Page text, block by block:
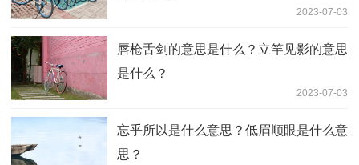
2023-07-03
唇枪舌剑的意思是什么？立竿见影的意思
是什么？
2023-07-03
忘乎所以是什么意思？低眉顺眼是什么意
思？